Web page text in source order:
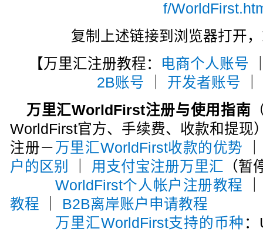
f/
复制上述链接到浏览器打开
【万里汇注册教程：
电商个人账号
2B账号
开发者账号
万里汇WorldFirst注册与使用指南
WorldFirst官方、手续费、收款和提现
注册－ 万里汇WorldFirst收款的优势
户的区别
用支付宝注册万里汇
（暂
WorldFirst个人帐户注册教程
教程
B2B离岸账户申请教程
万里汇WorldFirst支持的币种